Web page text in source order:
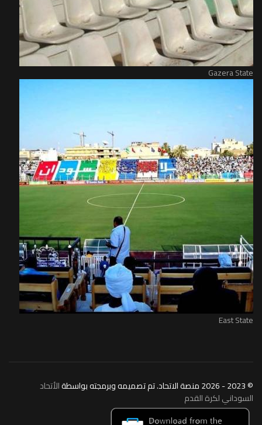
Gazera State
East State
© 2023 - 2026 منصة الاتحاد. تم تصميمه وبرمجته بواسطة
الأتحاد
السوداني لكرة القدم